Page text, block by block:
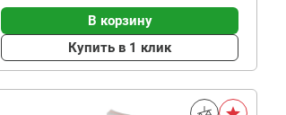
В корзину
Купить в 1 клик